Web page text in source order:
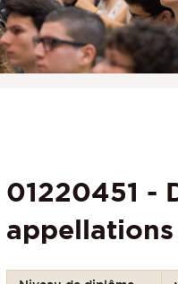
01220451 -
appellations